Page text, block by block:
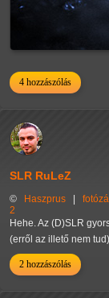
4 hozzászólás
SLR RuLeZ
© Haszprus
2
Hehe. Az (D)SLR
(erről az illető nem
2 hozzászólás